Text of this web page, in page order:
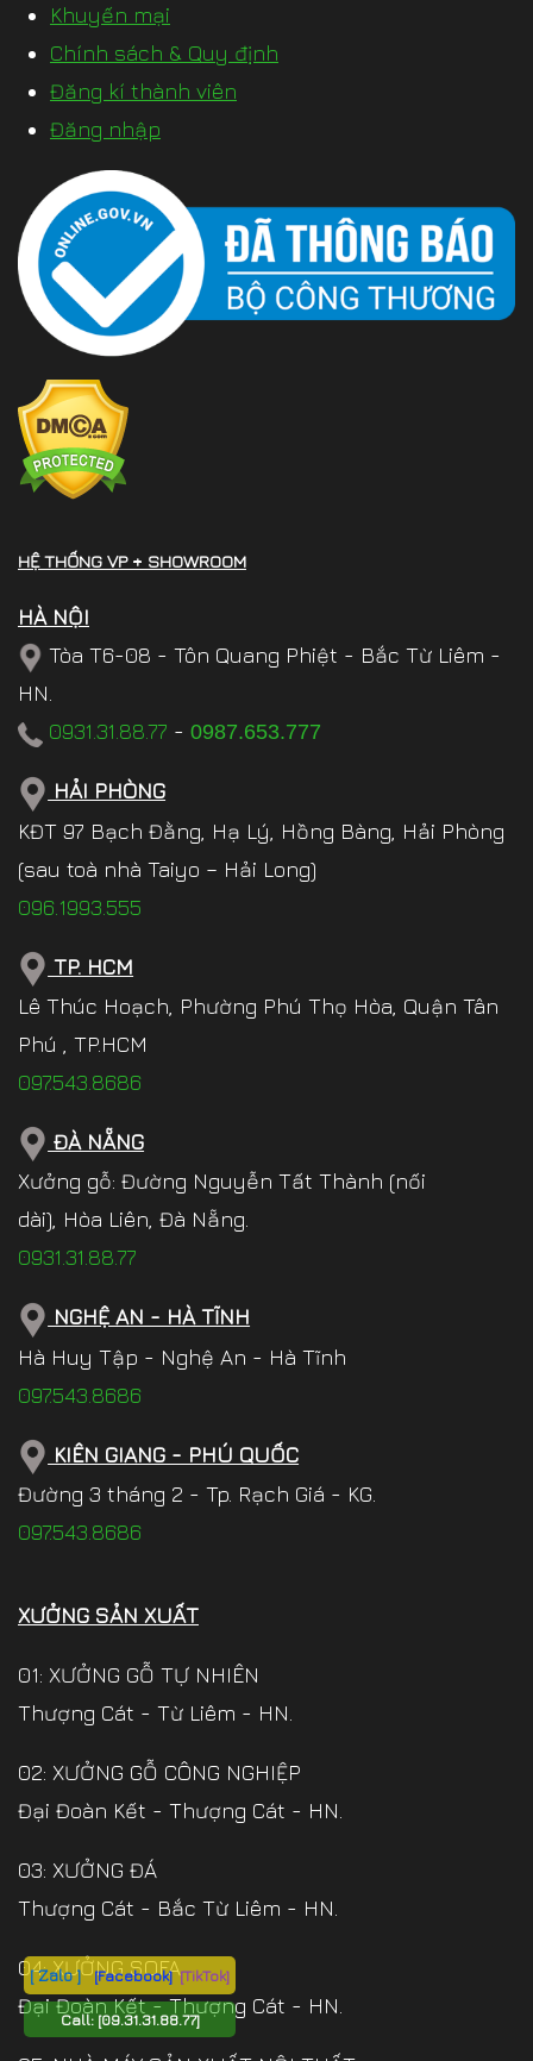
[ Zalo ] [Facebook] [TikTok]
Call:[09.31.31.88.77]
Khuyến mại
Chính sách & Quy định
Đăng kí thành viên
Đăng nhập
HỆ THỐNG VP + SHOWROOM
HÀ NỘI
Tòa T6-08 - Tôn Quang Phiệt - Bắc Từ Liêm -
HN.
0931.31.88.77 - 0987.653.777
HẢI PHÒNG
KĐT 97 Bạch Đằng, Hạ Lý, Hồng Bàng, Hải Phòng
(sau toà nhà Taiyo – Hải Long)
096.1993.555
TP. HCM
Lê Thúc Hoạch, Phường Phú Thọ Hòa, Quận Tân
Phú , TP.HCM
097.543.8686
ĐÀ NẴNG
Xưởng gỗ: Đường Nguyễn Tất Thành (nối
dài), Hòa Liên, Đà Nẵng.
0931.31.88.77
NGHỆ AN - HÀ TĨNH
Hà Huy Tập - Nghệ An - Hà Tĩnh
097.543.8686
KIÊN GIANG - PHÚ QUỐC
Đường 3 tháng 2 - Tp. Rạch Giá - KG.
097.543.8686
XƯỞNG SẢN XUẤT
01: XƯỞNG GỖ TỰ NHIÊN
Thượng Cát - Từ Liêm - HN.
02: XƯỞNG GỖ CÔNG NGHIỆP
Đại Đoàn Kết - Thượng Cát - HN.
03: XƯỞNG ĐÁ
Thượng Cát - Bắc Từ Liêm - HN.
04: XƯỞNG SOFA
Đại Đoàn Kết - Thượng Cát - HN.